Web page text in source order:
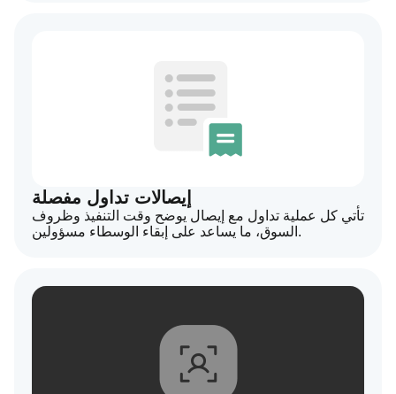
إيصالات تداول مفصلة
تأتي كل عملية تداول مع إيصال يوضح وقت التنفيذ وظروف
السوق، ما يساعد على إبقاء الوسطاء مسؤولين.